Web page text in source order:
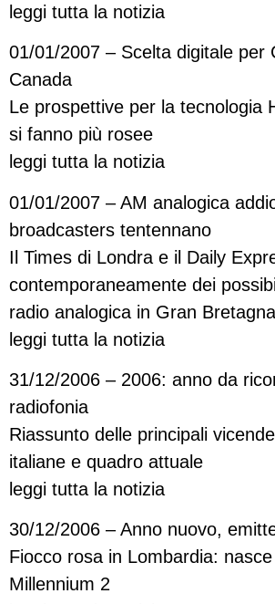
leggi tutta la notizia
01/01/2007 – Scelta digitale per
Canada
Le prospettive per la tecnologia
si fanno più rosee
leggi tutta la notizia
01/01/2007 – AM analogica
broadcasters tentennano
Il Times di Londra e il Daily
contemporaneamente dei
radio analogica in Gran Bretagna
leggi tutta la notizia
31/12/2006 – 2006: anno da
radiofonia
Riassunto delle principali
italiane e quadro attuale
leggi tutta la notizia
30/12/2006 – Anno nuovo,
Fiocco rosa in Lombardia:
Millennium 2